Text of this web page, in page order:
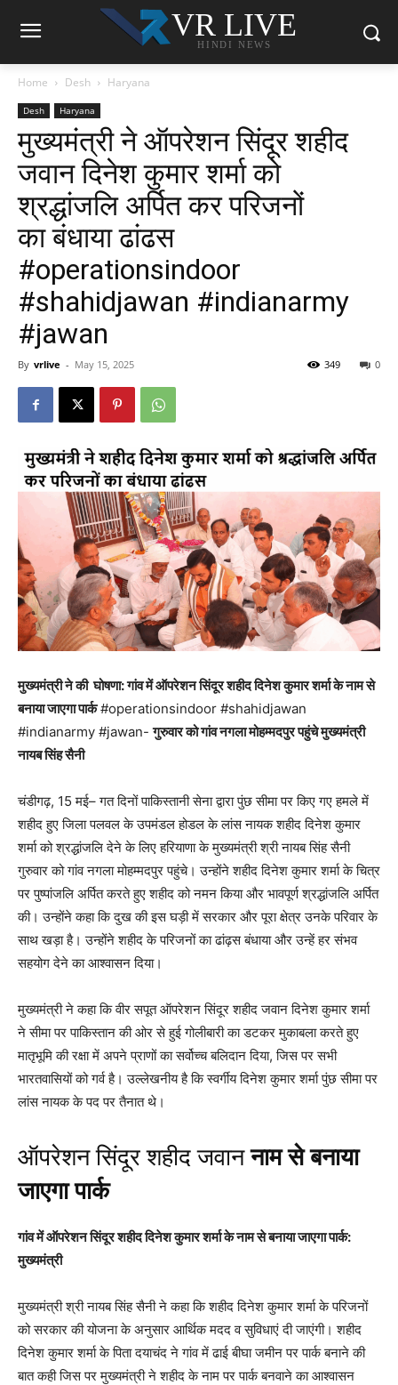
VR LIVE
HINDI NEWS
Home Desh Haryana
Desh Haryana
मुख्यमंत्री ने ऑपरेशन सिंदूर शहीद
जवान दिनेश कुमार शर्मा को
श्रद्धांजलि अर्पित कर परिजनों
का बंधाया ढांढस
#operationsindoor
#shahidjawan #indianarmy
#jawan
By vrlive - May 15, 2025 0
349
मुख्यमंत्री ने की घोषणा: गांव में ऑपरेशन सिंदूर शहीद दिनेश कुमार शर्मा के नाम से
बनाया जाएगा पार्क#operationsindoor #shahidjawan
#indianarmy #jawan-गुरुवार को गांव नगला मोहम्मदपुर पहुंचे मुख्यमंत्री
नायब सिंह सैनी
चंडीगढ़, 15 मई– गत दिनों पाकिस्तानी सेना द्वारा पुंछ सीमा पर किए गए हमले में
शहीद हुए जिला पलवल के उपमंडल होडल के लांस नायक शहीद दिनेश कुमार
शर्मा को श्रद्धांजलि देने के लिए हरियाणा के मुख्यमंत्री श्री नायब सिंह सैनी
गुरुवार को गांव नगला मोहम्मदपुर पहुंचे। उन्होंने शहीद दिनेश कुमार शर्मा के चित्र
पर पुष्पांजलि अर्पित करते हुए शहीद को नमन किया और भावपूर्ण श्रद्धांजलि अर्पित
की। उन्होंने कहा कि दुख की इस घड़ी में सरकार और पूरा क्षेत्र उनके परिवार के
साथ खड़ा है। उन्होंने शहीद के परिजनों का ढांढ़स बंधाया और उन्हें हर संभव
सहयोग देने का आश्वासन दिया।
मुख्यमंत्री ने कहा कि वीर सपूत ऑपरेशन सिंदूर शहीद जवान दिनेश कुमार शर्मा
ने सीमा पर पाकिस्तान की ओर से हुई गोलीबारी का डटकर मुकाबला करते हुए
मातृभूमि की रक्षा में अपने प्राणों का सर्वोच्च बलिदान दिया, जिस पर सभी
भारतवासियों को गर्व है। उल्लेखनीय है कि स्वर्गीय दिनेश कुमार शर्मा पुंछ सीमा पर
लांस नायक के पद पर तैनात थे।
ऑपरेशन सिंदूर शहीद जवाननाम से बनाया
जाएगा पार्क
गांव में ऑपरेशन सिंदूर शहीद दिनेश कुमार शर्मा के नाम से बनाया जाएगा पार्क:
मुख्यमंत्री
मुख्यमंत्री श्री नायब सिंह सैनी ने कहा कि शहीद दिनेश कुमार शर्मा के परिजनों
को सरकार की योजना के अनुसार आर्थिक मदद व सुविधाएं दी जाएंगी। शहीद
दिनेश कुमार शर्मा के पिता दयाचंद ने गांव में ढाई बीघा जमीन पर पार्क बनाने की
बात कही जिस पर मुख्यमंत्री ने शहीद के नाम पर पार्क बनवाने का आश्वासन